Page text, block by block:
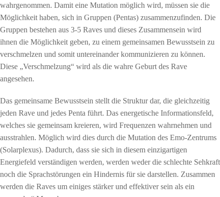
wahrgenommen. Damit eine Mutation möglich wird, müssen sie die
Möglichkeit haben, sich in Gruppen (Pentas) zusammenzufinden. Die
Gruppen bestehen aus 3-5 Raves und dieses Zusammensein wird
ihnen die Möglichkeit geben, zu einem gemeinsamen Bewusstsein zu
verschmelzen und somit untereinander kommunizieren zu können.
Diese „Verschmelzung“ wird als die wahre Geburt des Rave
angesehen.
Das gemeinsame Bewusstsein stellt die Struktur dar, die gleichzeitig
jeden Rave und jedes Penta führt. Das energetische Informationsfeld,
welches sie gemeinsam kreieren, wird Frequenzen wahrnehmen und
ausstrahlen. Möglich wird dies durch die Mutation des Emo-Zentrums
(Solarplexus). Dadurch, dass sie sich in diesem einzigartigen
Energiefeld verständigen werden, werden weder die schlechte Sehkraft
noch die Sprachstörungen ein Hindernis für sie darstellen. Zusammen
werden die Raves um einiges stärker und effektiver sein als ein